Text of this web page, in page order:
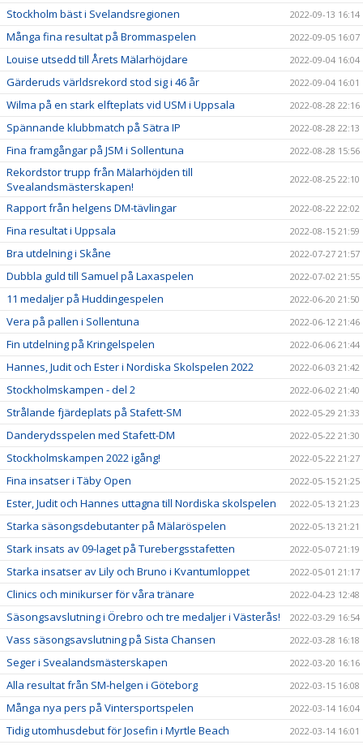
Stockholm bäst i Svelandsregionen 2022-09-13 16:14
Många fina resultat på Brommaspelen 2022-09-05 16:07
Louise utsedd till Årets Mälarhöjdare 2022-09-04 16:04
Gärderuds världsrekord stod sig i 46 år 2022-09-04 16:01
Wilma på en stark elfteplats vid USM i Uppsala 2022-08-28 22:16
Spännande klubbmatch på Sätra IP 2022-08-28 22:13
Fina framgångar på JSM i Sollentuna 2022-08-28 15:56
Rekordstor trupp från Mälarhöjden till
Svealandsmästerskapen!
2022-08-25 22:10
Rapport från helgens DM-tävlingar 2022-08-22 22:02
Fina resultat i Uppsala 2022-08-15 21:59
Bra utdelning i Skåne 2022-07-27 21:57
Dubbla guld till Samuel på Laxaspelen 2022-07-02 21:55
11 medaljer på Huddingespelen 2022-06-20 21:50
Vera på pallen i Sollentuna 2022-06-12 21:46
Fin utdelning på Kringelspelen 2022-06-06 21:44
Hannes, Judit och Ester i Nordiska Skolspelen 2022 2022-06-03 21:42
Stockholmskampen - del 2 2022-06-02 21:40
Strålande fjärdeplats på Stafett-SM 2022-05-29 21:33
Danderydsspelen med Stafett-DM 2022-05-22 21:30
Stockholmskampen 2022 igång! 2022-05-22 21:27
Fina insatser i Täby Open 2022-05-15 21:25
Ester, Judit och Hannes uttagna till Nordiska skolspelen 2022-05-13 21:23
Starka säsongsdebutanter på Mälaröspelen 2022-05-13 21:21
Stark insats av 09-laget på Turebergsstafetten 2022-05-07 21:19
Starka insatser av Lily och Bruno i Kvantumloppet 2022-05-01 21:17
Clinics och minikurser för våra tränare 2022-04-23 12:48
Säsongsavslutning i Örebro och tre medaljer i Västerås! 2022-03-29 16:54
Vass säsongsavslutning på Sista Chansen 2022-03-28 16:18
Seger i Svealandsmästerskapen 2022-03-20 16:16
Alla resultat från SM-helgen i Göteborg 2022-03-15 16:08
Många nya pers på Vintersportspelen 2022-03-14 16:04
Tidig utomhusdebut för Josefin i Myrtle Beach 2022-03-14 16:01